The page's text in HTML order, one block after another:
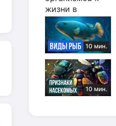
10 мин.
10 мин.